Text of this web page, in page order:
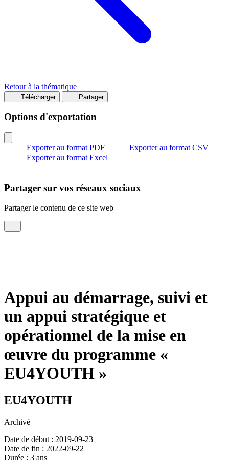
Retour à la thématique
Télécharger Partager
Options d'exportation
Exporter au format PDF
Exporter au format CSV
Exporter au format Excel
Partager sur vos réseaux sociaux
Partager le contenu de ce site web
Appui au démarrage, suivi et
un appui stratégique et
opérationnel de la mise en
œuvre du programme «
EU4YOUTH »
EU4YOUTH
Archivé
Date de début : 2019-09-23
Date de fin : 2022-09-22
Durée : 3 ans